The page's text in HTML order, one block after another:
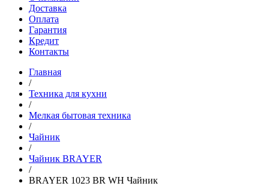
Доставка
Оплата
Гарантия
Кредит
Контакты
Главная
/
Техника для кухни
/
Мелкая бытовая техника
/
Чайник
/
Чайник BRAYER
/
BRAYER 1023 BR WH Чайник